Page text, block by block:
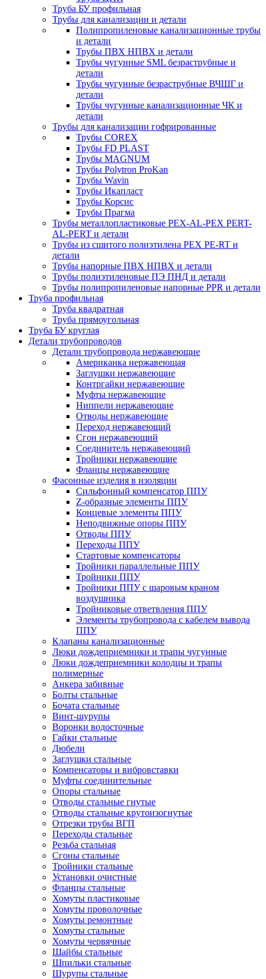
Труба БУ профильная
Трубы для канализации и детали
Полипропиленовые канализационные трубы
и детали
Трубы ПВХ НПВХ и детали
Трубы чугунные SML безраструбные и
детали
Трубы чугунные безраструбные ВЧШГ и
детали
Трубы чугунные канализационные ЧК и
детали
Трубы для канализации гофрированные
Трубы COREX
Трубы FD PLAST
Трубы MAGNUM
Трубы Polytron ProKan
Трубы Wavin
Трубы Икапласт
Трубы Корсис
Трубы Прагма
Трубы металлопластиковые PEX-AL-PEX PERT-
AL-PERT и детали
Трубы из сшитого полиэтилена PEX PE-RT и
детали
Трубы напорные ПВХ НПВХ и детали
Трубы полиэтиленовые ПЭ ПНД и детали
Трубы полипропиленовые напорные PPR и детали
Труба профильная
Труба квадратная
Труба прямоугольная
Труба БУ круглая
Детали трубопроводов
Детали трубопровода нержавеющие
Американка нержавеющая
Заглушки нержавеющие
Контргайки нержавеющие
Муфты нержавеющие
Ниппели нержавеющие
Отводы нержавеющие
Переход нержавеющий
Сгон нержавеющий
Соединитель нержавеющий
Тройники нержавеющие
Фланцы нержавеющие
Фасонные изделия в изоляции
Cильфонный компенсатор ППУ
Z-образные элементы ППУ
Концевые элементы ППУ
Неподвижные опоры ППУ
Отводы ППУ
Переходы ППУ
Стартовые компенсаторы
Тройники параллельные ППУ
Тройники ППУ
Тройники ППУ с шаровым краном
воздушника
Тройниковые ответвления ППУ
Элементы трубопровода с кабелем вывода
ППУ
Клапаны канализационные
Люки дождеприемники и трапы чугунные
Люки дождеприемники колодцы и трапы
полимерные
Анкера забивные
Болты стальные
Бочата стальные
Винт-шурупы
Воронки водосточные
Гайки стальные
Дюбели
Заглушки стальные
Компенсаторы и вибровставки
Муфты соединительные
Опоры стальные
Отводы стальные гнутые
Отводы стальные крутоизогнутые
Отрезки трубы ВГП
Переходы стальные
Резьба стальная
Сгоны стальные
Тройники стальные
Установки очистные
Фланцы стальные
Хомуты пластиковые
Хомуты проволочные
Хомуты ремонтные
Хомуты стальные
Хомуты червячные
Шайбы стальные
Шпильки стальные
Шурупы стальные